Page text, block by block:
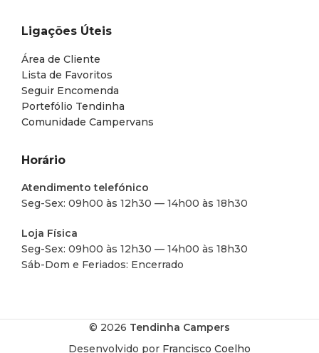
Ligações Úteis
Área de Cliente
Lista de Favoritos
Seguir Encomenda
Portefólio Tendinha
Comunidade Campervans
Horário
Atendimento telefónico
Seg-Sex: 09h00 às 12h30 — 14h00 às 18h30
Loja Física
Seg-Sex: 09h00 às 12h30 — 14h00 às 18h30
Sáb-Dom e Feriados: Encerrado
© 2026 Tendinha Campers
Desenvolvido por Francisco Coelho